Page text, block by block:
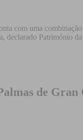
com uma
declarado
de Gran